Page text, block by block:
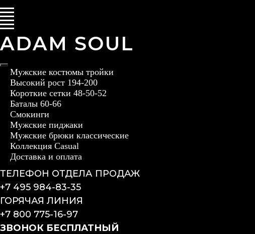
ADAM SOUL
Мужские костюмы тройки
Высокий рост 194-200
Короткие сетки 48-50-52
Баталы 60-66
Смокинги
Мужские пиджаки
Мужские брюки классические
Коллекция Casual
Доставка и оплата
ТЕЛЕФОН ОТДЕЛА ПРОДАЖ
+7 495 984-83-35
ГОРЯЧАЯ ЛИНИЯ
+7 800 775-16-97
ЗВОНОК БЕСПЛАТНЫЙ